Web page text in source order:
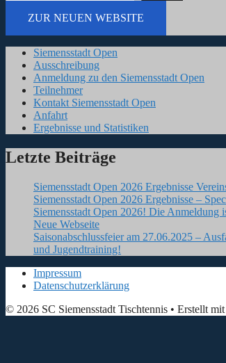
ZUR NEUEN WEBSITE
Siemensstadt Open
Ausschreibung
Anmeldung zu den Siemensstadt Open
Teilnehmer
Kontakt Siemensstadt Open
Anfahrt
Ergebnisse und Statistiken
Letzte Beiträge
Siemensstadt Open 2026 Ergebnisse
Siemensstadt Open 2026 Ergebnisse –
Siemensstadt Open 2026! Die Anmeldung
Neue Webseite
Saisonabschlussfeier am 27.06.2025 –
und Jugendtraining!
Impressum
Datenschutzerklärung
© 2026 SC Siemensstadt Tischtennis • Erstellt mit